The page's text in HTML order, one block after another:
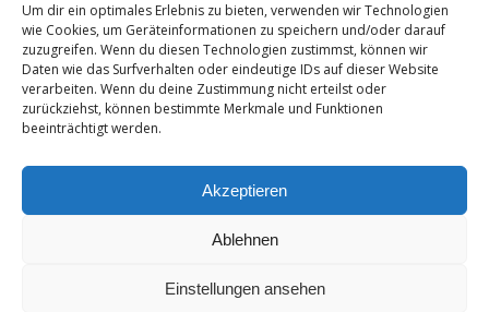
Um dir ein optimales Erlebnis zu bieten, verwenden wir Technologien
wie Cookies, um Geräteinformationen zu speichern und/oder darauf
zuzugreifen. Wenn du diesen Technologien zustimmst, können wir
Daten wie das Surfverhalten oder eindeutige IDs auf dieser Website
verarbeiten. Wenn du deine Zustimmung nicht erteilst oder
zurückziehst, können bestimmte Merkmale und Funktionen
beeinträchtigt werden.
Akzeptieren
Ablehnen
Einstellungen ansehen
© 2017 Copyright - TSV Neustadt Aisch | designed by neapptrix gmbh
von Cookies zu.